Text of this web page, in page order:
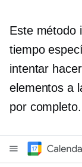
Este método
tiempo
intentar
elementos a
por completo.